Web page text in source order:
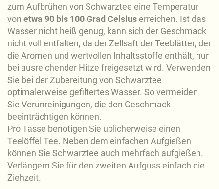
zum Aufbrühen von Schwarztee eine Temperatur
von etwa 90 bis 100 Grad Celsius erreichen. Ist das
Wasser nicht heiß genug, kann sich der Geschmack
nicht voll entfalten, da der Zellsaft der Teeblätter, der
die Aromen und wertvollen Inhaltsstoffe enthält, nur
bei ausreichender Hitze freigesetzt wird. Verwenden
Sie bei der Zubereitung von Schwarztee
optimalerweise gefiltertes Wasser. So vermeiden
Sie Verunreinigungen, die den Geschmack
beeinträchtigen können.
Pro Tasse benötigen Sie üblicherweise einen
Teelöffel Tee. Neben dem einfachen Aufgießen
können Sie Schwarztee auch mehrfach aufgießen.
Verlängern Sie für den zweiten Aufguss einfach die
Ziehzeit.